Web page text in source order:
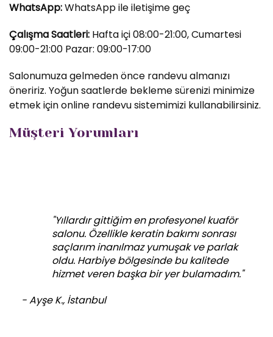
WhatsApp:WhatsApp ile iletişime geç
Çalışma Saatleri: Hafta içi 08:00-21:00, Cumartesi
09:00-21:00 Pazar: 09:00-17:00
Salonumuza gelmeden önce randevu almanızı
öneririz. Yoğun saatlerde bekleme sürenizi minimize
etmek için online randevu sistemimizi kullanabilirsiniz.
Müşteri Yorumları
"Yıllardır gittiğim en profesyonel kuaför
salonu. Özellikle keratin bakımı sonrası
saçlarım inanılmaz yumuşak ve parlak
oldu. Harbiye bölgesinde bu kalitede
hizmet veren başka bir yer bulamadım."
- Ayşe K., İstanbul